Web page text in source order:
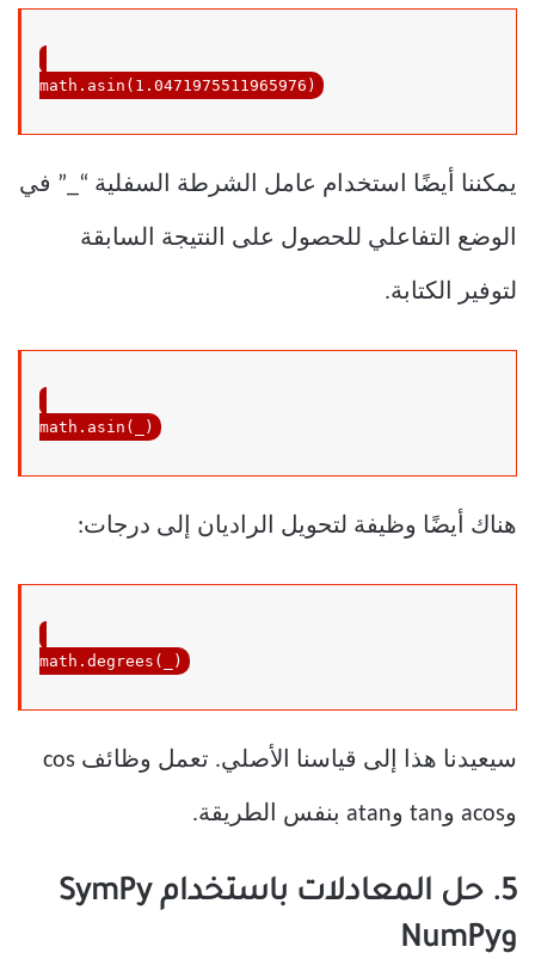
math.asin( 1.0471975511965976 )
يمكننا أيضًا استخدام عامل الشرطة السفلية “_” في
الوضع التفاعلي للحصول على النتيجة السابقة
لتوفير الكتابة.
math.asin(_)
هناك أيضًا وظيفة لتحويل الراديان إلى درجات:
math.degrees(_)
سيعيدنا هذا إلى قياسنا الأصلي. تعمل وظائف cos
وacos وtan وatan بنفس الطريقة.
5. حل المعادلات باستخدام SymPy
وNumPy